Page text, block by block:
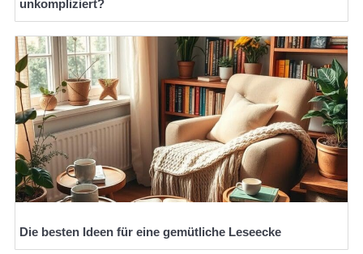
unkompliziert?
Die besten Ideen für eine gemütliche Leseecke